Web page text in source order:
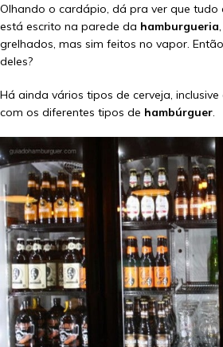
Olhando o cardápio, dá pra ver que tudo
está escrito na parede da hamburgueria
grelhados, mas sim feitos no vapor.
deles?
Há ainda vários tipos de cerveja,
com os diferentes tipos de hambúrguer.